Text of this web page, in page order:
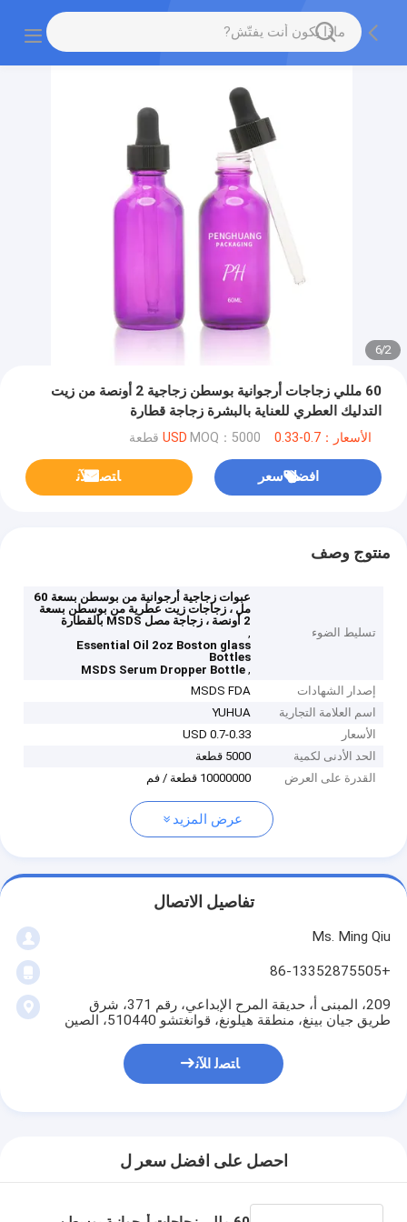
2
/
6
60 مللي زجاجات أرجوانية بوسطن زجاجية 2 أونصة من زيت
التدليك العطري للعناية بالبشرة زجاجة قطارة
الأسعار：0.7-0.33 USD MOQ：5000 قطعة
افضل سعر ﺎﺘﺼﻟ ﺍﻶﻧ
منتوج وصف
تسليط الضوء
عبوات زجاجية أرجوانية من بوسطن بسعة 60
مل ، زجاجات زيت عطرية من بوسطن بسعة
2 أونصة ، زجاجة مصل MSDS بالقطارة
,
Essential Oil 2oz Boston glass
Bottles
,
MSDS Serum Dropper Bottle
إصدار الشهادات
MSDS FDA
اسم العلامة التجارية
YUHUA
الأسعار
0.7-0.33 USD
الحد الأدنى لكمية
5000 قطعة
القدرة على العرض
10000000 قطعة / فم
عرض المزيد
تفاصيل الاتصال
Ms. Ming Qiu
+86-13352875505
209، المبنى أ، حديقة المرح الإبداعي، رقم 371، شرق
طريق جيان بينغ، منطقة هيلونغ، قوانغتشو 510440، الصين
ﺎﺘﺼﻟ ﺍﻶﻧ
احصل على افضل سعر ل